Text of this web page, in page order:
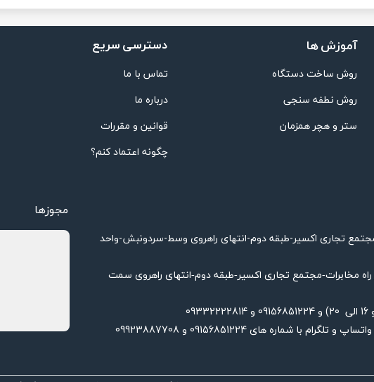
تجاری اکسیر-طبقه دوم-انتهای راهروی وسط-سردونبش-واحد
مخابرات-مجتمع تجاری اکسیر-طبقه دوم-انتهای راهروی سمت
مجوزها
آموزش ها
روش ساخت دستگاه
روش نطفه سنجی
ستر و هچر همزمان
دسترسی سریع
تماس با ما
درباره ما
قوانین و مقررات
چگونه اعتماد کنم؟